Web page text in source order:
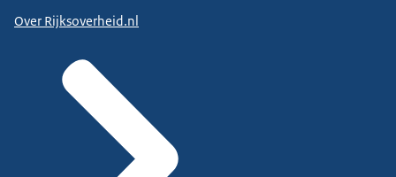
Over Rijksoverheid.nl